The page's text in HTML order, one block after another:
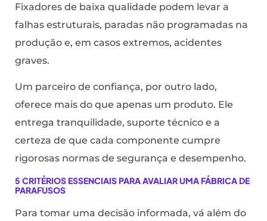
Fixadores de baixa qualidade podem levar a
falhas estruturais, paradas não programadas na
produção e, em casos extremos, acidentes
graves.
Um parceiro de confiança, por outro lado,
oferece mais do que apenas um produto. Ele
entrega tranquilidade, suporte técnico e a
certeza de que cada componente cumpre
rigorosas normas de segurança e desempenho.
5 CRITÉRIOS ESSENCIAIS PARA AVALIAR UMA FÁBRICA DE
PARAFUSOS
Para tomar uma decisão informada, vá além do